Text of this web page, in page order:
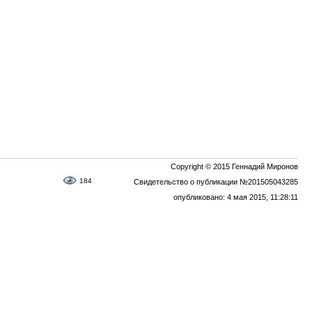
Copyright © 2015 Геннадий Миронов
Свидетельство о публикации №201505043285
опубликовано: 4 мая 2015, 11:28:11
184